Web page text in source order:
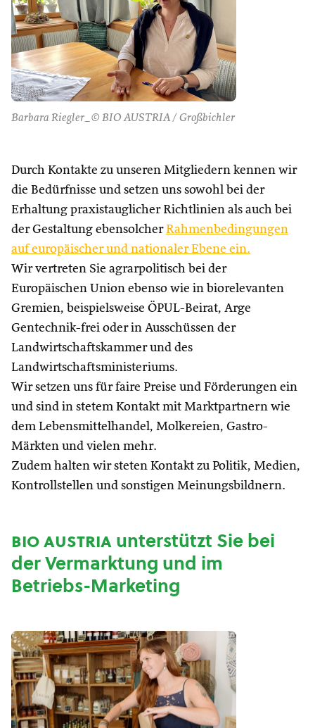
Barbara Riegler_© BIO AUSTRIA / Großbichler
Durch Kontakte zu unseren Mitgliedern kennen wir
die Bedürfnisse und setzen uns sowohl bei der
Erhaltung praxistauglicher Richtlinien als auch bei
der Gestaltung ebensolcher Rahmenbedingungen
auf europäischer und nationaler Ebene ein.
Wir vertreten Sie agrarpolitisch bei der
Europäischen Union ebenso wie in biorelevanten
Gremien, beispielsweise ÖPUL-Beirat, Arge
Gentechnik-frei oder in Ausschüssen der
Landwirtschaftskammer und des
Landwirtschaftsministeriums.
Wir setzen uns für faire Preise und Förderungen ein
und sind in stetem Kontakt mit Marktpartnern wie
dem Lebensmittelhandel, Molkereien, Gastro-
Märkten und vielen mehr.
Zudem halten wir steten Kontakt zu Politik, Medien,
Kontrollstellen und sonstigen Meinungsbildnern.
bio austriaunterstützt Sie bei
der Vermarktung und im
Betriebs-Marketing